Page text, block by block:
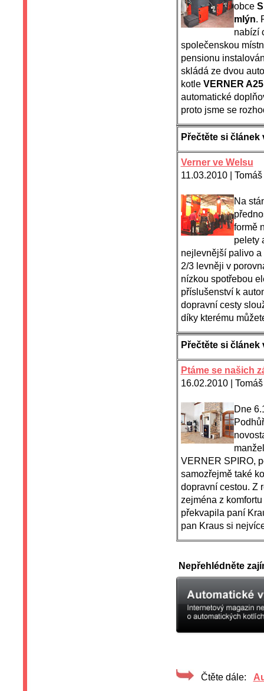
obce
mlýn.
nabízí
společenskou
pensionu
skládá ze dvou
kotle VERNER
automatické
proto jsme se
Přečtěte si článek
Verner ve Welsu
11.03.2010 |
Na
formě
pelety
nejlevnější palivo a
2/3 levněji v
nízkou spotřebou
příslušenství k
dopravní cesty
díky kterému
Přečtěte si článek
Ptáme se našich
16.02.2010 |
Dne
VERNER SPIRO,
samozřejmě také
dopravní cestou. Z
zejména z
překvapila paní
pan Kraus si
Nepřehlédněte
Čtěte dále: